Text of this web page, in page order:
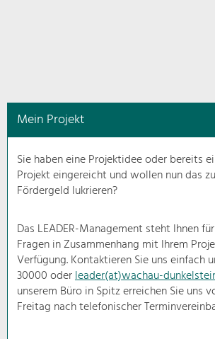
Natur- &
Pflege,
Ortsbild,
Land- &
Mein Projekt
Sie haben eine Projektidee oder bereits
Projekt eingereicht und wollen nun das
Fördergeld lukrieren?
Das LEADER-Management steht Ihnen
Fragen in Zusammenhang mit Ihrem
Verfügung. Kontaktieren Sie uns einfach
30000 oderleader(at)wachau-
unserem Büro in Spitz erreichen Sie uns
Freitag nach telefonischer